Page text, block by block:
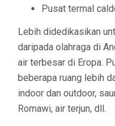
Pusat termal
Lebih didedikasikan
daripada olahraga di
air terbesar di Eropa.
beberapa ruang lebih
indoor dan outdoor,
Romawi, air terjun, dll.